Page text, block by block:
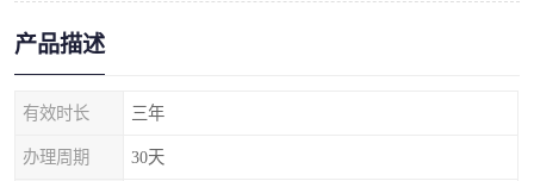
产品描述
有效时长 三年
办理周期 30天